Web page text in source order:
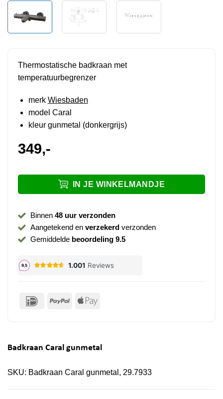
Thermostatische badkraan met
temperatuurbegrenzer
merk Wiesbaden
model Caral
kleur gunmetal (donkergrijs)
349,-
IN JE WINKELMANDJE
Binnen 48 uur verzonden
Aangetekend en verzekerdverzonden
Gemiddelde beoordeling 9.5
IDeal PayPal Apple
Badkraan Caral gunmetal
SKU: Badkraan Caral gunmetal, 29.7933